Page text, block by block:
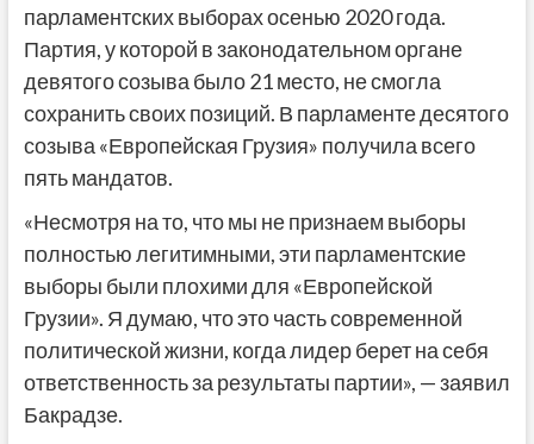
парламентских выборах осенью 2020 года.
Партия, у которой в законодательном органе
девятого созыва было 21 место, не смогла
сохранить своих позиций. В парламенте десятого
созыва «Европейская Грузия» получила всего
пять мандатов.
«Несмотря на то, что мы не признаем выборы
полностью легитимными, эти парламентские
выборы были плохими для «Европейской
Грузии». Я думаю, что это часть современной
политической жизни, когда лидер берет на себя
ответственность за результаты партии», — заявил
Бакрадзе.